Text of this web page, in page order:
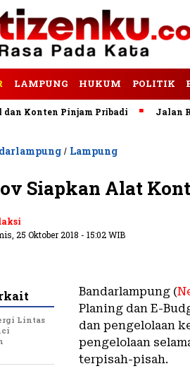
LAMPUNG HUKUM POLITIK
Pinjam Pribadi Jalan
/ Lampung
Siapkan Alat
25 Oktober 2018 - 15:02 WIB
Bandarlampung (
Planing dan E-
dan pengelolaan
pengelolaan
terpisah-pisah.
Lintas